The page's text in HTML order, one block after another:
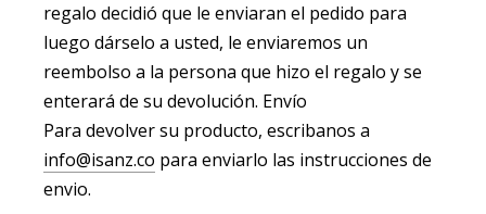
regalo decidió que le enviaran el pedido para
luego dárselo a usted, le enviaremos un
reembolso a la persona que hizo el regalo y se
enterará de su devolución. Envío
Para devolver su producto, escribanos a
info@isanz.co para enviarlo las instrucciones de
envio.